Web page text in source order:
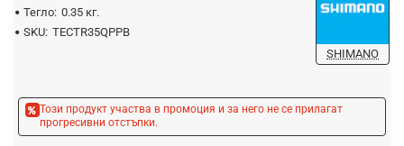
Тегло: 0.35 кг.
SKU: TECTR35QPPB
SHIMANO
Този продукт участва в промоция и за него не се прилагат
прогресивни отстъпки.